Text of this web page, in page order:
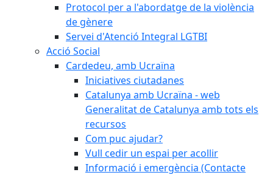
Protocol per a l'abordatge de la violència
de gènere
Servei d'Atenció Integral LGTBI
Acció Social
Cardedeu, amb Ucraïna
Iniciatives ciutadanes
Catalunya amb Ucraïna - web
Generalitat de Catalunya amb tots els
recursos
Com puc ajudar?
Vull cedir un espai per acollir
Informació i emergència (Contacte